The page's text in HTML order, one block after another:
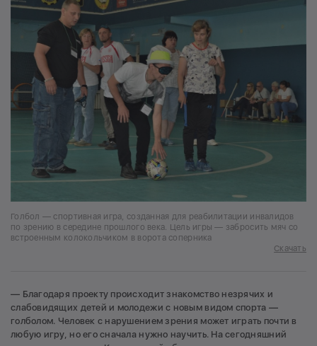
Голбол — спортивная игра, созданная для реабилитации инвалидов
по зрению в середине прошлого века. Цель игры — забросить мяч со
встроенным колокольчиком в ворота соперника
Скачать
— Благодаря проекту происходит знакомство незрячих и
слабовидящих детей и молодежи с новым видом спорта —
голболом. Человек с нарушением зрения может играть почти в
любую игру, но его сначала нужно научить. На сегодняшний